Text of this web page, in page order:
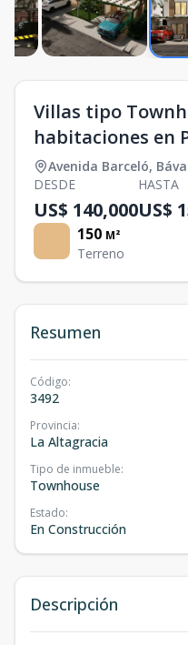
Villas tipo
habitaciones en
Avenida Barceló,
DESDE
US$ 140,000
HASTA
US$
150 M²
Terreno
Resumen
Código:
3492
Provincia:
La Altagracia
Tipo de inmueble:
Townhouse
Estado:
En Construcción
Descripción